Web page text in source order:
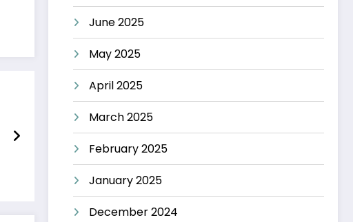
June 2025
May 2025
April 2025
March 2025
February 2025
January 2025
December 2024